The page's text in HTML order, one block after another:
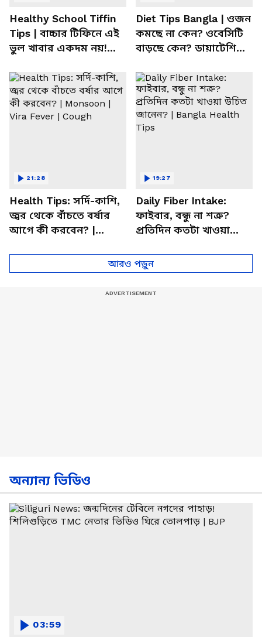
Healthy School Tiffin
Tips | বাচ্চার টিফিনে এই
ভুল খাবার একদম নয়!
Diet Tips Bangla | ওজন
কমছে না কেন? ওবেসিটি
বাড়ছে কেন? ডায়াটেশিয়ান
Health Tips: সর্দি-কাশি,
জ্বর থেকে বাঁচতে বর্ষার
আগে কী করবেন? |
21:28
Daily Fiber Intake:
ফাইবার, বন্ধু না শত্রু?
প্রতিদিন কতটা খাওয়া
Health Tips
19:27
আরও পড়ুন
অন্যান্য ভিডিও
03:59